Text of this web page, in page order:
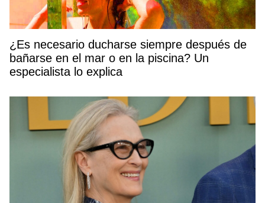
¿Es necesario ducharse siempre después de
bañarse en el mar o en la piscina? Un
especialista lo explica